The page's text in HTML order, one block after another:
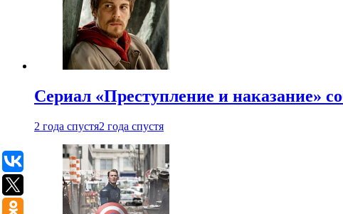
Сериал «Преступление и наказание»
2 года спустя2 года спустя